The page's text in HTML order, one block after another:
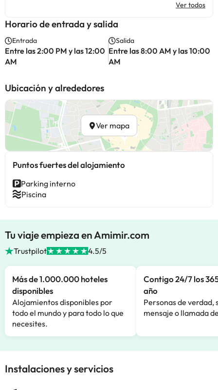
Ver todos
Horario de entrada y salida
Entrada
Entre las 2:00 PM y las 12:00
AM
Salida
Entre las 8:00 AM y las 10:00
AM
Ubicación y alrededores
Ver mapa
Puntos fuertes del alojamiento
Parking interno
Piscina
Tu viaje empieza en Amimir.com
Trustpilot 4.5/5
Más de 1.000.000 hoteles
disponibles
Alojamientos disponibles por
todo el mundo y para todo lo que
necesites.
Contigo 24/7 los
año
Personas de verdad,
mensaje o llamada
Instalaciones y servicios